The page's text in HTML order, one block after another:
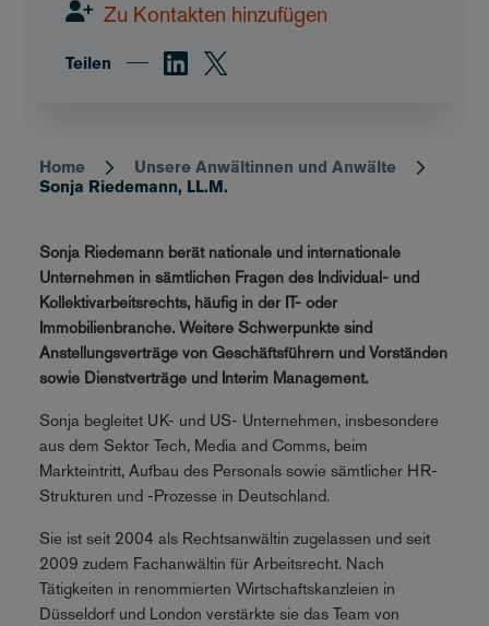
Breadcrumb
Home
Unsere Anwältinnen und Anwälte
Sonja Riedemann, LL.M.
Sonja Riedemann berät nationale und internationale
Unternehmen in sämtlichen Fragen des Individual- und
Kollektivarbeitsrechts, häufig in der IT- oder
Immobilienbranche. Weitere Schwerpunkte sind
Anstellungsverträge von Geschäftsführern und Vorständen
sowie Dienstverträge und Interim Management.
Sonja begleitet UK- und US- Unternehmen, insbesondere
aus dem Sektor Tech, Media and Comms, beim
Markteintritt, Aufbau des Personals sowie sämtlicher HR-
Strukturen und -Prozesse in Deutschland.
Sie ist seit 2004 als Rechtsanwältin zugelassen und seit
2009 zudem Fachanwältin für Arbeitsrecht. Nach
Tätigkeiten in renommierten Wirtschaftskanzleien in
Düsseldorf und London verstärkte sie das Team von
Zu Kontakten hinzufügen
Teilen